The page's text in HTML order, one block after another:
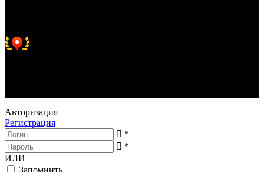
Авторизация
Регистрация
*
*
ИЛИ